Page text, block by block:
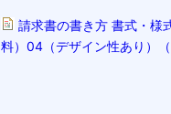
請求書の書き方 書式・様
料）04（デザイン性あり）